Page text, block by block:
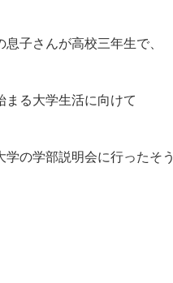
息子さんが高校三年生で、
まる大学生活に向けて
学の学部説明会に行ったそう